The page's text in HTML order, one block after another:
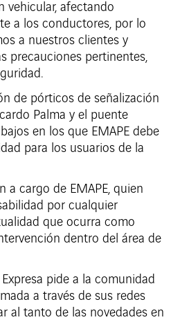
vehicular, afectando
a los conductores, por lo
a nuestros clientes y
precauciones pertinentes,
de pórticos de señalización
Palma y el puente
en los que EMAPE debe
para los usuarios de la
a cargo de EMAPE, quien
por cualquier
que ocurra como
dentro del área de
pide a la comunidad
a través de sus redes
al tanto de las novedades en